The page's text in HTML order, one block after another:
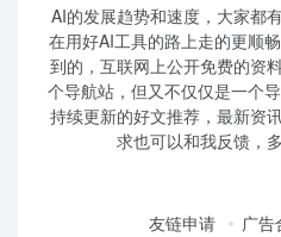
AI的发展趋势和速度，大家都
在用好AI工具的路上走的更顺
到的，互联网上公开免费的资
个导航站，但又不仅仅是一个
持续更新的好文推荐，最新资
求也可以和我反馈，
友链申请 广告